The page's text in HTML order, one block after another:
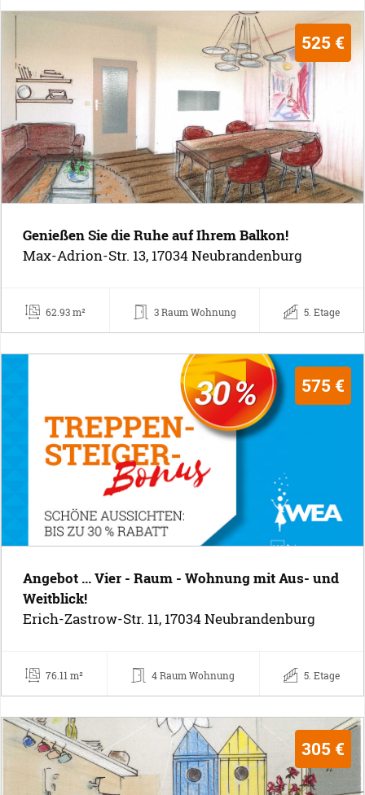
525 €
Genießen Sie die Ruhe auf Ihrem Balkon!
Max-Adrion-Str. 13, 17034 Neubrandenburg
62.93 m² 3 Raum Wohnung 5. Etage
575 €
Angebot ... Vier - Raum - Wohnung mit Aus- und
Weitblick!
Erich-Zastrow-Str. 11, 17034 Neubrandenburg
76.11 m² 4 Raum Wohnung 5. Etage
305 €